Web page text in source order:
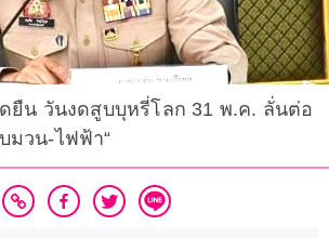
ดยืน วันงดสูบบุหรี่โลก 31 พ.ค. ลั่นต่อ
มวน-ไฟฟ้า“